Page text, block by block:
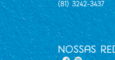
(81) 3242-3437
nossas